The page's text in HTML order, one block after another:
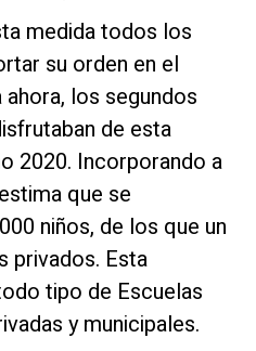
medida todos los
su orden en el
los segundos
de esta
2020. Incorporando a
que se
niños, de los que un
privados. Esta
tipo de Escuelas
y municipales.